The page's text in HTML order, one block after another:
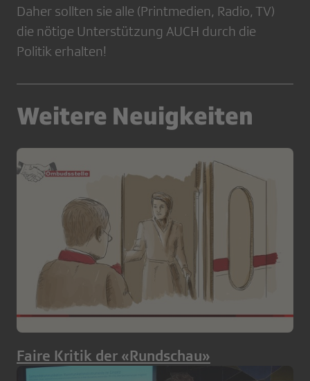
Daher sollten sie alle (Printmedien, Radio, TV)
die nötige Unterstützung AUCH durch die
Politik erhalten!
Weitere Neuigkeiten
Faire Kritik der «Rundschau»